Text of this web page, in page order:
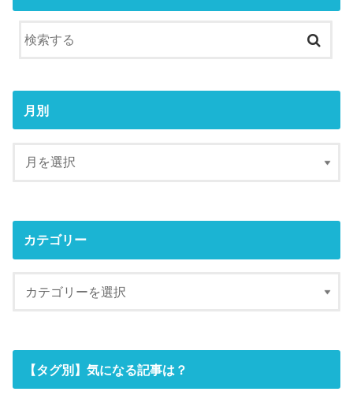
月別
カテゴリー
【タグ別】気になる記事は？